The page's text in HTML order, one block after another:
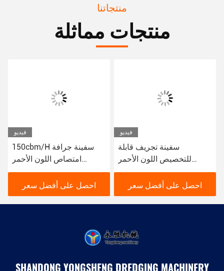
منتجاتنا
منتجات مماثلة
فيديو
150cbm/H سفينة جرافة
امتصاص اللون الأحمر
المستخدمة لآلة جرافة النهر
احصل على أفضل سعر
فيديو
سفينة تجريف قابلة
للتخصيص اللون الأحمر
لصيانة المياه والبناء النظام
الهيدروليكي
احصل على أفضل سعر
SHANDONG YONGSHENG DREDGING MACHINERY